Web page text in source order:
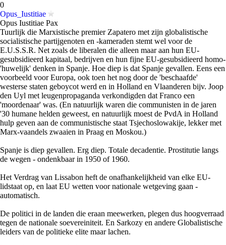
0
Opus_Iustitiae
Opus Iustitiae Pax
Tuurlijk die Marxistische premier Zapatero met zijn globalistische
socialistische partijgenoten en -kameraden stemt wel voor de
E.U.S.S.R. Net zoals de liberalen die alleen maar aan hun EU-
gesubsidieerd kapitaal, bedrijven en hun fijne EU-gesubsidieerd homo-
'huwelijk' denken in Spanje. Hoe diep is dat Spanje gevallen. Eens een
voorbeeld voor Europa, ook toen het nog door de 'beschaafde'
westerse staten geboycot werd en in Holland en Vlaanderen bijv. Joop
den Uyl met leugenpropaganda verkondigden dat Franco een
'moordenaar' was. (En natuurlijk waren die communisten in de jaren
'30 humane helden geweest, en natuurlijk moest de PvdA in Holland
hulp geven aan de communistische staat Tsjechoslowakije, lekker met
Marx-vaandels zwaaien in Praag en Moskou.)
Spanje is diep gevallen. Erg diep. Totale decadentie. Prostitutie langs
de wegen - ondenkbaar in 1950 of 1960.
Het Verdrag van Lissabon heft de onafhankelijkheid van elke EU-
lidstaat op, en laat EU wetten voor nationale wetgeving gaan -
automatisch.
De politici in de landen die eraan meewerken, plegen dus hoogverraad
tegen de nationale soevereiniteit. En Sarkozy en andere Globalistische
leiders van de politieke elite maar lachen.